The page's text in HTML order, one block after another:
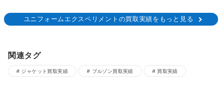
ユニフォームエクスペリメントの買取実績をもっと見る
関連タグ
ジャケット買取実績 ブルゾン買取実績 買取実績